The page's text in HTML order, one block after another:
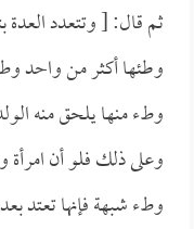
ثم قال: [ وتتعدد العدة
وطئها أكثر من واحد
وطء منها يلحق منه
وعلى ذلك فلو أن
وطء شبهة فإنها تعتد